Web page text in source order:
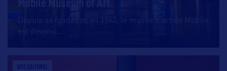
Depuis sa fondation en 1963, le musée d’art de Mobile
est devenu
SITE CULTUREL